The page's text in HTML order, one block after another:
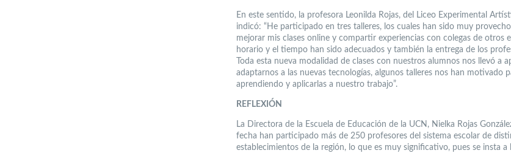
En este sentido, la profesora Leonilda Rojas, del Liceo Experimental
indicó: “He participado en tres talleres, los cuales han sido muy
mejorar mis clases online y compartir experiencias con colegas de otros
horario y el tiempo han sido adecuados y también la entrega de los
Toda esta nueva modalidad de clases con nuestros alumnos nos llevó a
adaptarnos a las nuevas tecnologías, algunos talleres nos han motivado
aprendiendo y aplicarlas a nuestro trabajo”.
REFLEXIÓN
La Directora de la Escuela de Educación de la UCN, Nielka Rojas
fecha han participado más de 250 profesores del sistema escolar de
establecimientos de la región, lo que es muy significativo, pues se insta a